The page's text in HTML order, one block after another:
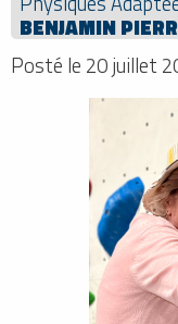
BENJAMIN
Posté le 20 juillet